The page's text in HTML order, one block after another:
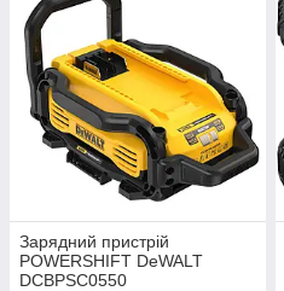
Зарядний пристрій
POWERSHIFT DeWALT
DCBPSC0550